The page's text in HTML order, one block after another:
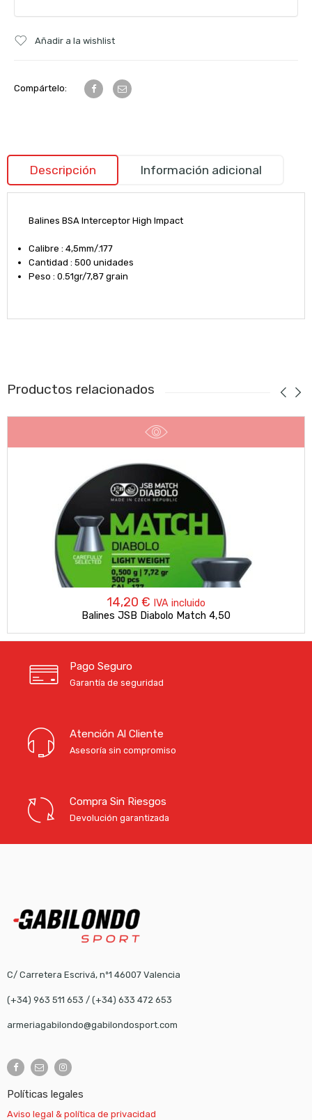
Añadir a la wishlist
Compártelo:
Descripción Información adicional
Balines BSA Interceptor High Impact
Calibre : 4,5mm/.177
Cantidad : 500 unidades
Peso : 0.51gr/7,87 grain
Productos relacionados
14,20 € IVA incluido
Balines JSB Diabolo Match 4,50
Pago Seguro
Garantía de seguridad
Atención Al Cliente
Asesoría sin compromiso
Compra Sin Riesgos
Devolución garantizada
C/ Carretera Escrivá, nº1 46007 Valencia
(+34) 963 511 653 / (+34) 633 472 653
armeriagabilondo@gabilondosport.com
Políticas legales
Aviso legal & política de privacidad